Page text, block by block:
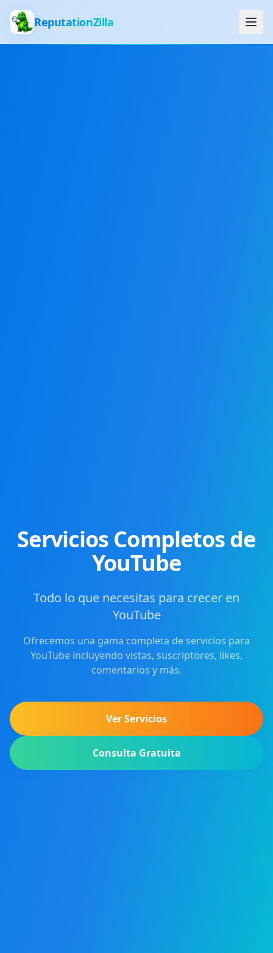
ReputationZilla
Servicios Completos de
YouTube
Todo lo que necesitas para crecer en
YouTube
Ofrecemos una gama completa de servicios para
YouTube incluyendo vistas, suscriptores, likes,
comentarios y más.
Ver Servicios
Consulta Gratuita